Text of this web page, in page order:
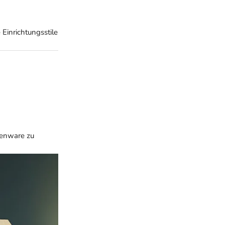
Einrichtungsstile
zu